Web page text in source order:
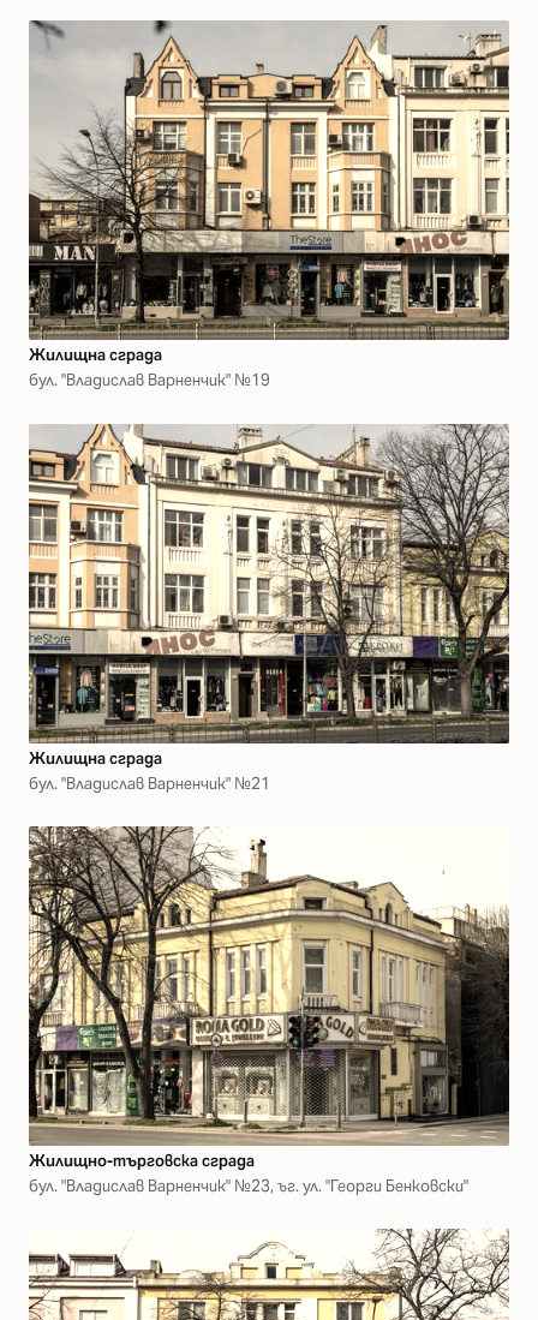
Жилищна сграда
бул. "Владислав Варненчик" №19
Жилищна сграда
бул. "Владислав Варненчик" №21
Жилищно-търговска сграда
бул. "Владислав Варненчик" №23, ъг. ул. "Георги Бенковски"